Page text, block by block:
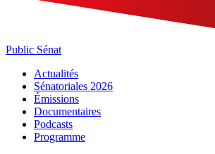
Public Sénat
Actualités
Sénatoriales 2026
Émissions
Documentaires
Podcasts
Programme